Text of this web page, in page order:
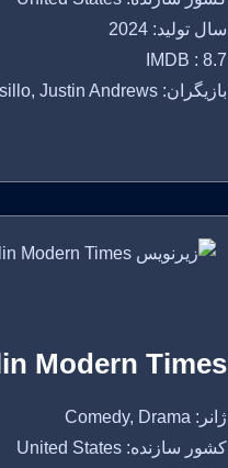
سال تولید: 2024
IMDB : 8.7
بازیگران: Maralyn Facey, Alan Ursillo, Justin Andrews
Modern Times
ژانر: Comedy, Drama
کشور سازنده: United States